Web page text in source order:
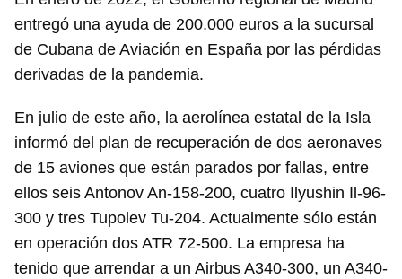
entregó una ayuda de 200.000 euros a la sucursal
de Cubana de Aviación en España por las pérdidas
derivadas de la pandemia.
En julio de este año, la aerolínea estatal de la Isla
informó del plan de recuperación de dos aeronaves
de 15 aviones que están parados por fallas, entre
ellos seis Antonov An-158-200, cuatro Ilyushin Il-96-
300 y tres Tupolev Tu-204. Actualmente sólo están
en operación dos ATR 72-500. La empresa ha
tenido que arrendar a un Airbus A340-300, un A340-